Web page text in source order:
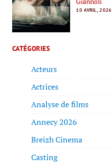
10 AVRIL, 2026
CATÉGORIES
Acteurs
Actrices
Analyse de films
Annecy 2026
Breizh Cinema
Casting